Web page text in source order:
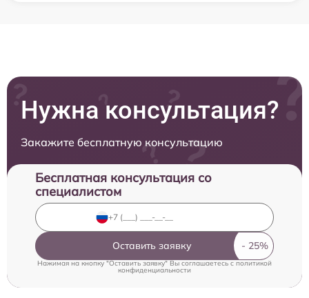
Нужна консультация?
Закажите бесплатную консультацию
Бесплатная консультация со
специалистом
Оставить заявку
Нажимая на кнопку "Оставить заявку" Вы соглашаетесь cполитикой
конфиденциальности